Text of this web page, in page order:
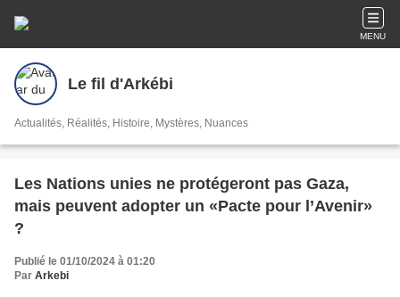
MENU
Le fil d'Arkébi
Actualités, Réalités, Histoire, Mystères, Nuances
Les Nations unies ne protégeront pas Gaza,
mais peuvent adopter un «Pacte pour l’Avenir»
?
Publié le 01/10/2024 à 01:20
Par Arkebi